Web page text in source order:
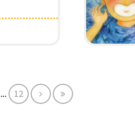
... 12 Next End